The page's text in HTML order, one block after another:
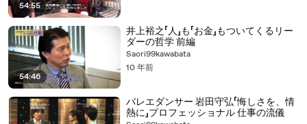
54:55
54:46
井上裕之「人」も「お金」もついてくるリー
ダーの哲学 前編
Saori99kawabata
10 年前
バレエダンサー 岩田守弘「悔しさを、情
熱に」プロフェッショナル 仕事の流儀